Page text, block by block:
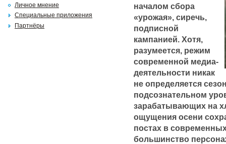
началом сбора
«урожая», сиречь,
подписной
кампанией. Хотя,
разумеется, режим
современной медиа-
деятельности никак
не определяется
подсознательном
зарабатывающих на
ощущения осени
постах в
большинство
Личное мнение
Специальные приложения
Партнёры